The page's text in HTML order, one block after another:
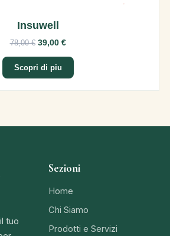
Insuwell
78,00 €39,00 €
Scopri di piu
tuo
Sezioni
Home
Chi Siamo
Prodotti e Servizi